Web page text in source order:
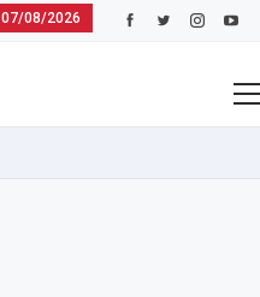
07/08/2026